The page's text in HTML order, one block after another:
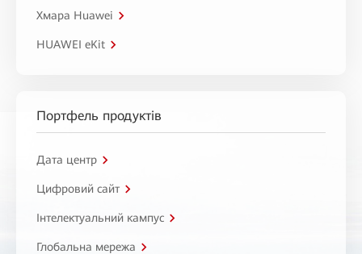
Хмара Huawei
HUAWEI eKit
Портфель продуктів
Дата центр
Цифровий сайт
Інтелектуальний кампус
Глобальна мережа